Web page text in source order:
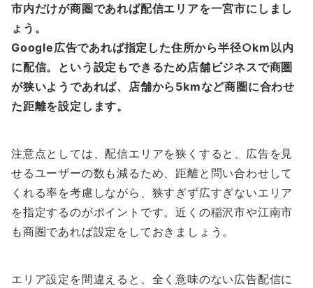
市内だけが商圏であれば配信エリアを一宮市にしまし
ょう。
Google広告であれば指定した住所から半径○km以内
に配信。という設定もできるため店舗ビジネスで商圏
が狭いようであれば、店舗から5kmなど商圏に合わせ
た距離を設定します。
注意点としては、配信エリアを狭くすると、広告を見
せるユーザーの数も減るため、距離と問い合わせして
くれる率を考慮しながら、狭すぎず広すぎないエリア
を指定するのがポイントです。近くの稲沢市や江南市
も商圏であれば設定をしておきましょう。
エリア設定を間違えると、全く意味のない広告配信に